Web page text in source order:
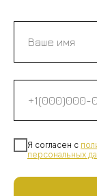
Я согласен с
персональных